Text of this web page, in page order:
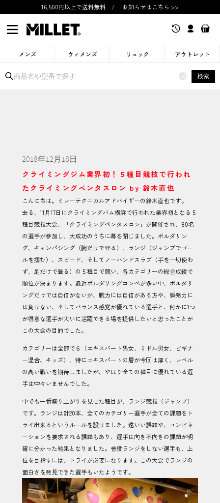
16,500円以上で送料無料 / お知らせはこちら >>
メンズ ウィメンズ リュック アウトレット
× 検索
2018年12月18日
クライミングジム業界初！５種目競技で行われ
たクライミングペンタスロン by 鈴木直也
こんにちは。ミレーテクニカルアドバイザーの鈴木直也です。
去る、11月17日にクライミングバム横浜で行われた業界初となる５
種目競技大会、「クライミングペンタスロン」が開催され、80名
の選手が参加し、大成功のうちに幕を閉じました。ボルダリン
グ、キャンパシング（腕だけで登る）、ランジ（ジャンプでゴー
ルを掴む）、スピード、そしてノーハンドスラブ（手を一切使わ
ず、足だけで登る）の５種目で競い、各カテゴリーの総合成績で
順位が決まります。最近ボルダリングコンペが多い中、ボルダリ
ングだけでは自信がないが、腕力には自信がある方や、瞬発力に
は負けない、そしてバランス感覚が優れている選手と、何かに1つ
が得意な選手が大いに活躍できる場を提供したいと思ったことが
この大会の目的でした。
カテゴリーは全部で６（エキスパート男女、ミドル男女、ビギナ
ー混合、キッズ）、特にエキスパートの層が今回は厚く、レベル
の高い戦いを期待しましたが、やはり全ての種目に優れている選
手は中々いませんでした。
中でも一番盛り上がりを見せた種目が、ランジ競技（ジャンプ）
です。ランジは計20本、全てのカテゴリー選手が全ての課題をト
ライ出来るというルールを設けました。遠いい課題や、コンビネ
ーションを要求される課題もあり、選手は向き不向きの課題が明
確に分かった結果となりました。普段ランジをしない選手も、上
位を目指すには、トライが必要になります。この大会でランジの
面白さを発見できた選手もいたようです。